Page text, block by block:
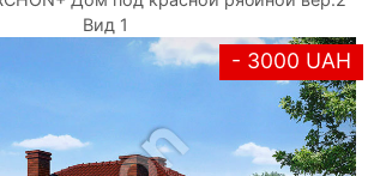
Вид 1
- 3000 UAH